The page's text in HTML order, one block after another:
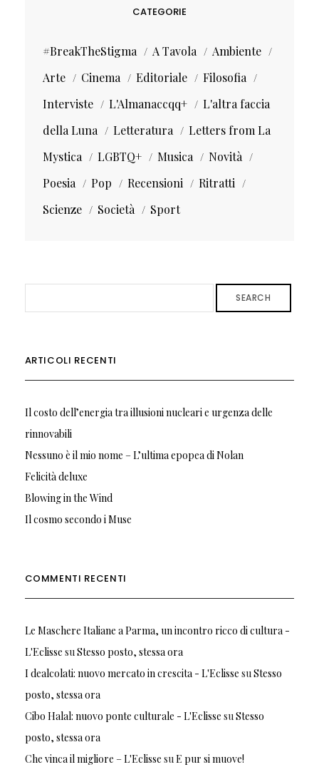
CATEGORIE
#BreakTheStigma A Tavola
Ambiente
Arte
Cinema Editoriale
Filosofia
Interviste
L'Almanaccqq+
L'altra faccia
della Luna
Letteratura
Letters from La
Mystica
LGBTQ+ Musica
Novità
Poesia
Pop Recensioni
Ritratti
Scienze
Società Sport
SEARCH
ARTICOLI RECENTI
Il costo dell’energia tra illusioni nucleari e urgenza delle
rinnovabili
Nessuno è il mio nome – L’ultima epopea di Nolan
Felicità deluxe
Blowing in the Wind
Il cosmo secondo i Muse
COMMENTI RECENTI
Le Maschere Italiane a Parma, un incontro ricco di cultura -
L'Eclisse suStesso posto, stessa ora
I dealcolati: nuovo mercato in crescita - L'Eclisse suStesso
posto, stessa ora
Cibo Halal: nuovo ponte culturale - L'Eclisse suStesso
posto, stessa ora
Che vinca il migliore – L'Eclisse suE pur si muove!